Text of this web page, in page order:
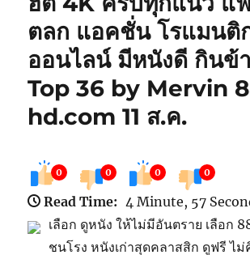
ตลก แอคชั่น โรแมนติ
ออนไลน์ มีหนังดี กินข้
Top 36 by Mervin
hd.com 11 ส.ค.
0 0 0 0
Read Time: 4 Minute, 57
เลือก ดูหนัง ให้ไม่มีอันตราย เลือก
ชนโรง หนังเก่าสุดคลาสสิก ดูฟรี ไ